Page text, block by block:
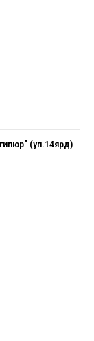
(уп.14ярд)